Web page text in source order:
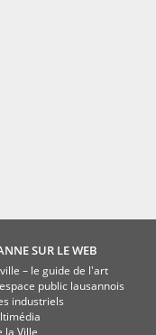
SUR LE WEB
– le guide de l'art
public lausannois
industriels
la Ville